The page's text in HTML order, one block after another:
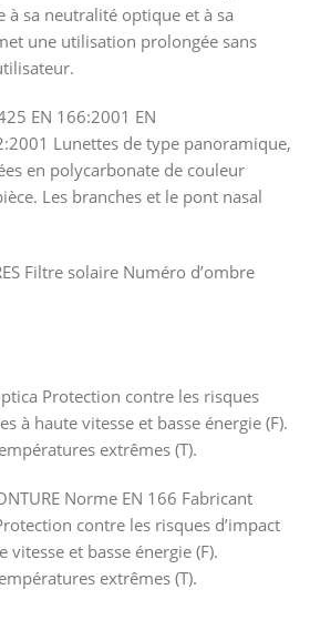
à sa neutralité optique et à sa
une utilisation prolongée sans
EN 166:2001 EN
Lunettes de type panoramique,
en polycarbonate de couleur
Les branches et le pont nasal
Filtre solaire Numéro d’ombre
Protection contre les risques
à haute vitesse et basse énergie (F).
extrêmes (T).
Norme EN 166 Fabricant
contre les risques d’impact
vitesse et basse énergie (F).
extrêmes (T).